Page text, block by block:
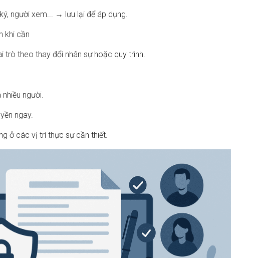
người xem... → lưu lại để áp dụng.
khi cần
trò theo thay đổi nhân sự hoặc quy trình.
người.
ngay.
ở các vị trí thực sự cần thiết.